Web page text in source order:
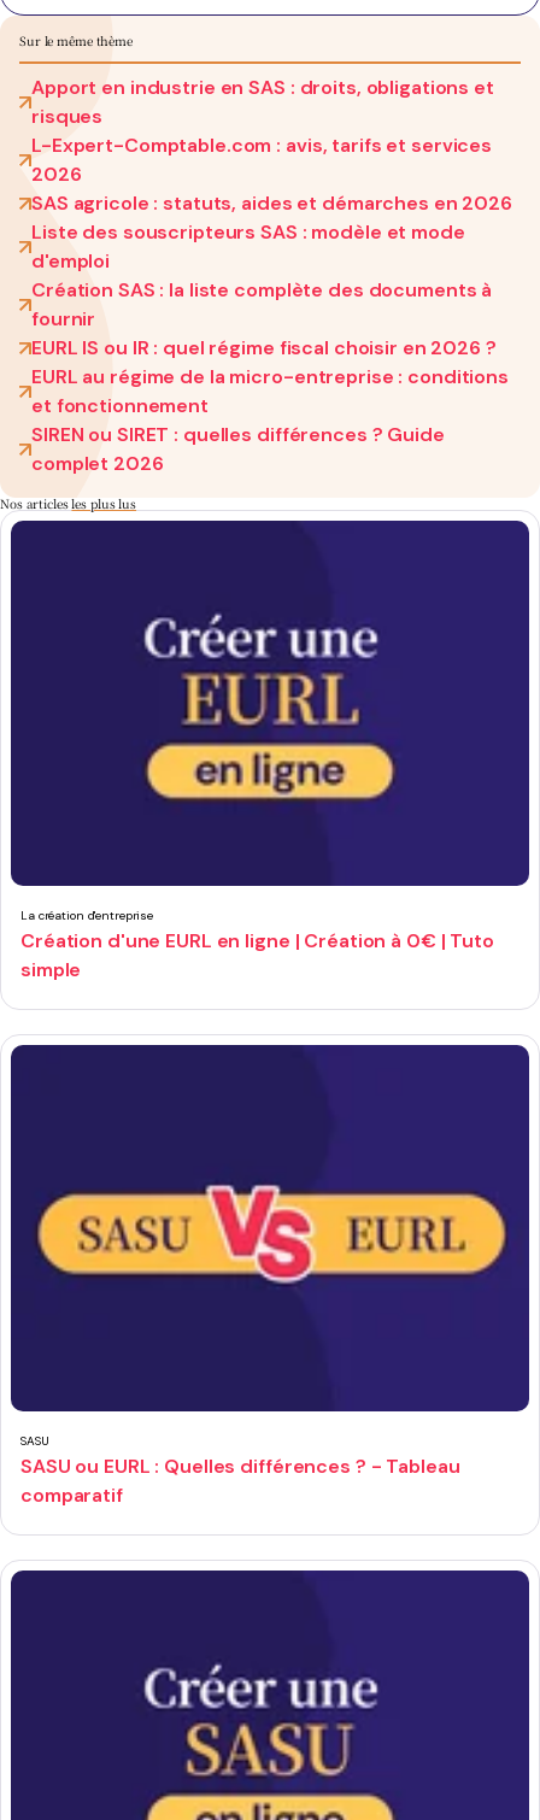
Sur le même thème
Apport en industrie en SAS : droits, obligations et
risques
L-Expert-Comptable.com : avis, tarifs et services
2026
SAS agricole : statuts, aides et démarches en 2026
Liste des souscripteurs SAS : modèle et mode
d'emploi
Création SAS : la liste complète des documents à
fournir
EURL IS ou IR : quel régime fiscal choisir en 2026 ?
EURL au régime de la micro-entreprise : conditions
et fonctionnement
SIREN ou SIRET : quelles différences ? Guide
complet 2026
Nos articlesles plus lus
La création d'entreprise
Création d'une EURL en ligne | Création à 0€ | Tuto
simple
SASU
SASU ou EURL : Quelles différences ? - Tableau
comparatif